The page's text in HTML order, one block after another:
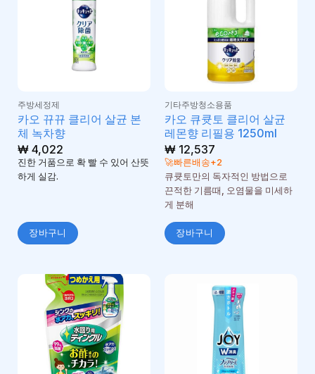
주방세정제
카오 뀨뀨 클리어 살균 본
체 녹차향
₩4,022
진한 거품으로 확 빨 수 있어 산뜻
하게 실감.
장바구니
기타주방청소용품
카오 큐큣토 클리어 살균
레몬향 리필용 1250ml
₩12,537
🚀빠른배송+2
큐큣토만의 독자적인 방법으로
끈적한 기름때, 오염물을 미세하
게 분해
장바구니